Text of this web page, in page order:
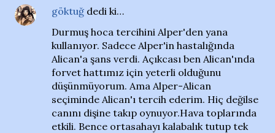
göktuğ dedi ki…
Durmuş hoca tercihini Alper'den yana
kullanıyor. Sadece Alper'in hastalığında
Alican'a şans verdi. Açıkcası ben Alican'ında
forvet hattımız için yeterli olduğunu
düşünmüyorum. Ama Alper-Alican
seçiminde Alican'ı tercih ederim. Hiç değilse
canını dişine takıp oynuyor.Hava toplarında
etkili. Bence ortasahayı kalabalık tutup tek